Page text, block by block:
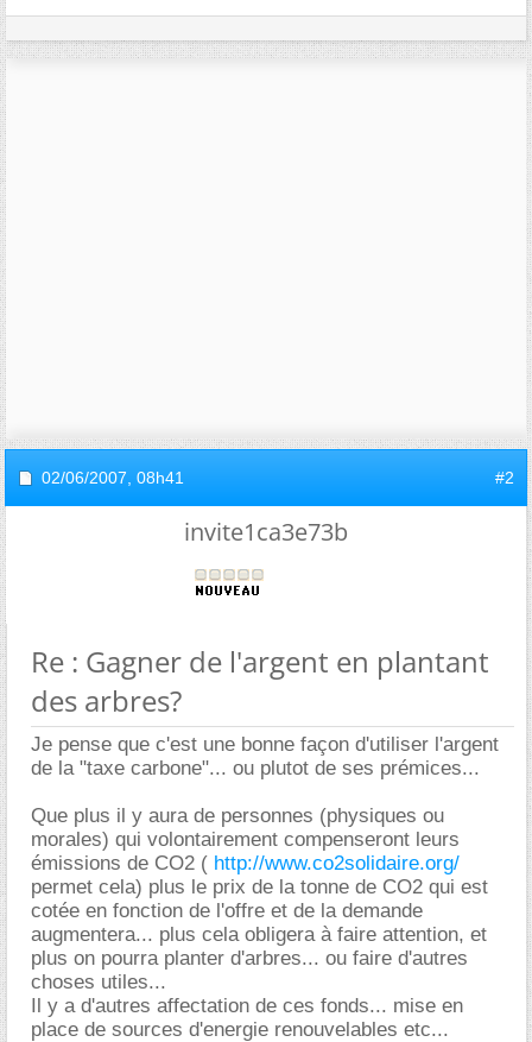
02/06/2007, 08h41 #2
invite1ca3e73b
Re : Gagner de l'argent en plantant
des arbres?
Je pense que c'est une bonne façon d'utiliser l'argent
de la "taxe carbone"... ou plutot de ses prémices...
Que plus il y aura de personnes (physiques ou
morales) qui volontairement compenseront leurs
émissions de CO2 ( http://www.co2solidaire.org/
permet cela) plus le prix de la tonne de CO2 qui est
cotée en fonction de l'offre et de la demande
augmentera... plus cela obligera à faire attention, et
plus on pourra planter d'arbres... ou faire d'autres
choses utiles...
Il y a d'autres affectation de ces fonds... mise en
place de sources d'energie renouvelables etc...